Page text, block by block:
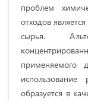
проблем
отходов
сырья.
применяемого
образуется в